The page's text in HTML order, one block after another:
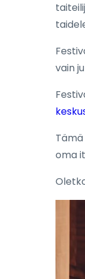
vain
oma